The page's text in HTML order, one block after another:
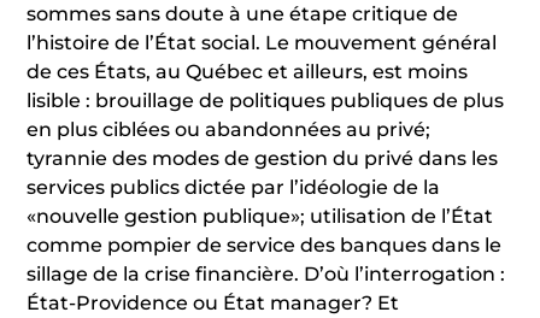
sommes sans doute à une étape critique de
l’histoire de l’État social. Le mouvement général
de ces États, au Québec et ailleurs, est moins
lisible : brouillage de politiques publiques de plus
en plus ciblées ou abandonnées au privé;
tyrannie des modes de gestion du privé dans les
services publics dictée par l’idéologie de la
«nouvelle gestion publique»; utilisation de l’État
comme pompier de service des banques dans le
sillage de la crise financière. D’où l’interrogation :
État-Providence ou État manager? Et